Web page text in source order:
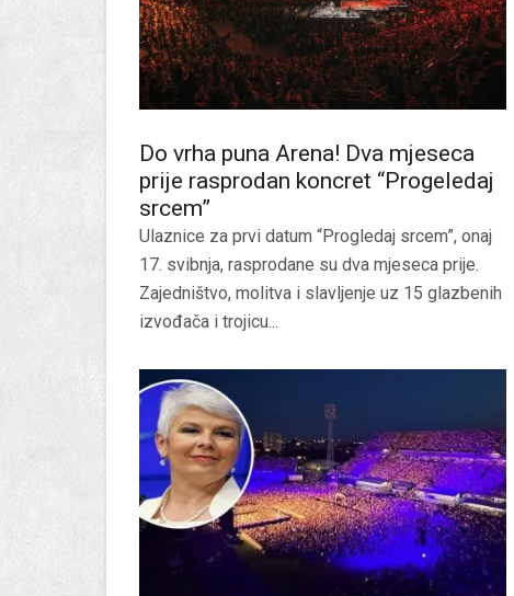
Do vrha puna Arena! Dva mjeseca
prije rasprodan koncret “Progeledaj
srcem”
Ulaznice za prvi datum “Progledaj srcem”, onaj
17. svibnja, rasprodane su dva mjeseca prije.
Zajedništvo, molitva i slavljenje uz 15 glazbenih
izvođača i trojicu...